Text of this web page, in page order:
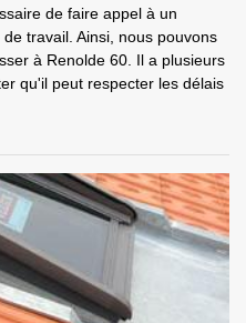
de faire appel à un
travail. Ainsi, nous pouvons
à Renolde 60. Il a plusieurs
qu'il peut respecter les délais